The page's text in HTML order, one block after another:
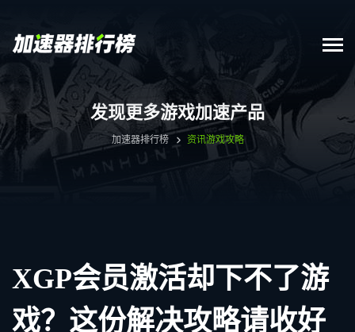
发现更多游戏加速产品
加速器排行榜 资讯游戏攻略
XGP会员激活却下不了游
戏？这份解决攻略请收好